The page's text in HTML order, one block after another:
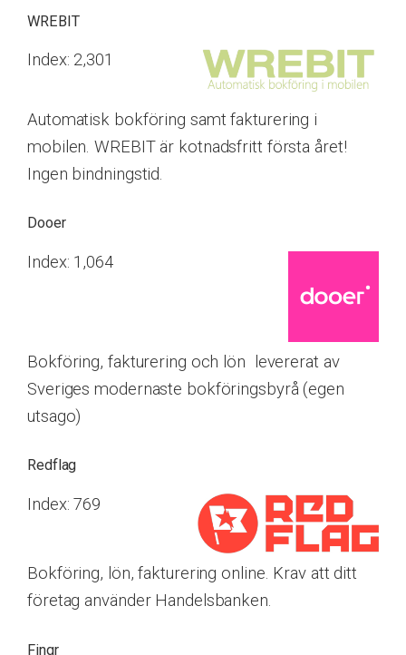
WREBIT
Index: 2,301
Automatisk bokföring samt fakturering i
mobilen. WREBIT är kotnadsfritt första året!
Ingen bindningstid.
Dooer
Index: 1,064
Bokföring, fakturering och lön levererat av
Sveriges modernaste bokföringsbyrå (egen
utsago)
Redflag
Index: 769
Bokföring, lön, fakturering online. Krav att ditt
företag använder Handelsbanken.
Finqr